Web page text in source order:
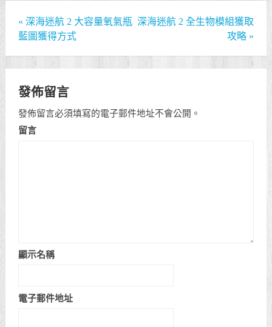
« 深海迷航 2 大容量氧氣瓶
藍圖獲得方式
深海迷航 2 全生物模組獲取
攻略 »
發佈留言
發佈留言必須填寫的電子郵件地址不會公開。
留言
顯示名稱
電子郵件地址